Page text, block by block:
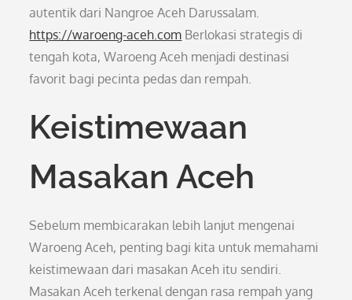
autentik dari Nangroe Aceh Darussalam.
https://waroeng-aceh.com Berlokasi strategis di
tengah kota, Waroeng Aceh menjadi destinasi
favorit bagi pecinta pedas dan rempah.
Keistimewaan
Masakan Aceh
Sebelum membicarakan lebih lanjut mengenai
Waroeng Aceh, penting bagi kita untuk memahami
keistimewaan dari masakan Aceh itu sendiri.
Masakan Aceh terkenal dengan rasa rempah yang